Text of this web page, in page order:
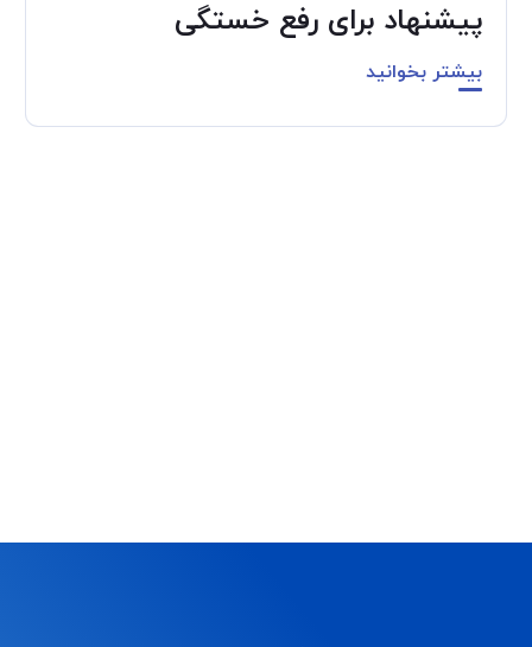
پیشنهاد برای رفع خستگی
بیشتر بخوانید